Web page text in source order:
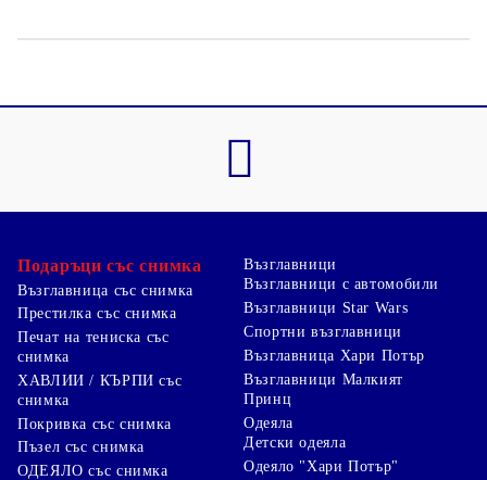
Подаръци със снимка
Възглавница със снимка
Престилка със снимка
Печат на тениска със
снимка
ХАВЛИИ / КЪРПИ със
снимка
Покривка със снимка
Пъзел със снимка
ОДЕЯЛО със снимка
Възглавници
Възглавници с автомобили
Възглавници Star Wars
Спортни възглавници
Възглавница Хари Потър
Възглавници Малкият
Принц
Одеяла
Детски одеяла
Одеяло "Хари Потър"